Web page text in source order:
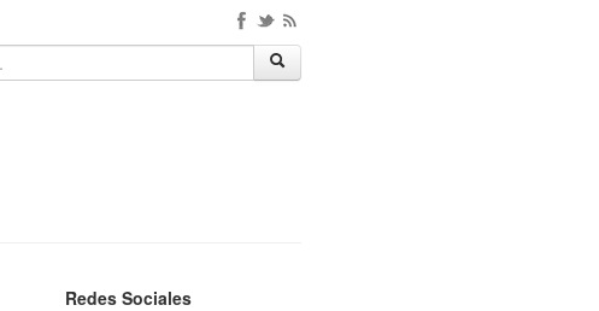
Redes Sociales